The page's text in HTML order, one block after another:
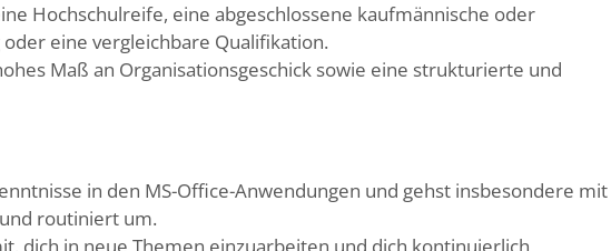
Hochschulreife, eine abgeschlossene kaufmännische oder
eine vergleichbare Qualifikation.
Maß an Organisationsgeschick sowie eine strukturierte und
in den MS-Office-Anwendungen und gehst insbesondere mit
routiniert um.